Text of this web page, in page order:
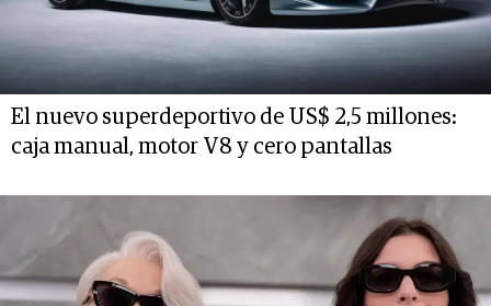
El nuevo superdeportivo de US$ 2,5 millones:
caja manual, motor V8 y cero pantallas